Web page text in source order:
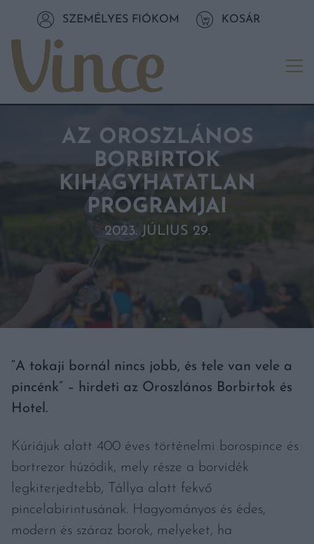
Tovább a tartalomhozSZEMÉLYES FIÓKOM KOSÁR
AZ OROSZLÁNOS
BORBIRTOK
KIHAGYHATATLAN
PROGRAMJAI
2023. JÚLIUS 29.
“A tokaji bornál nincs jobb, és tele van vele a
pincénk” – hirdeti az Oroszlános Borbirtok és
Hotel.
Kúriájuk alatt 400 éves történelmi borospince és
bortrezor húzódik, mely része a borvidék
legkiterjedtebb, Tállya alatt fekvő
pincelabirintusának. Hagyományos és édes,
modern és száraz borok, melyeket, ha